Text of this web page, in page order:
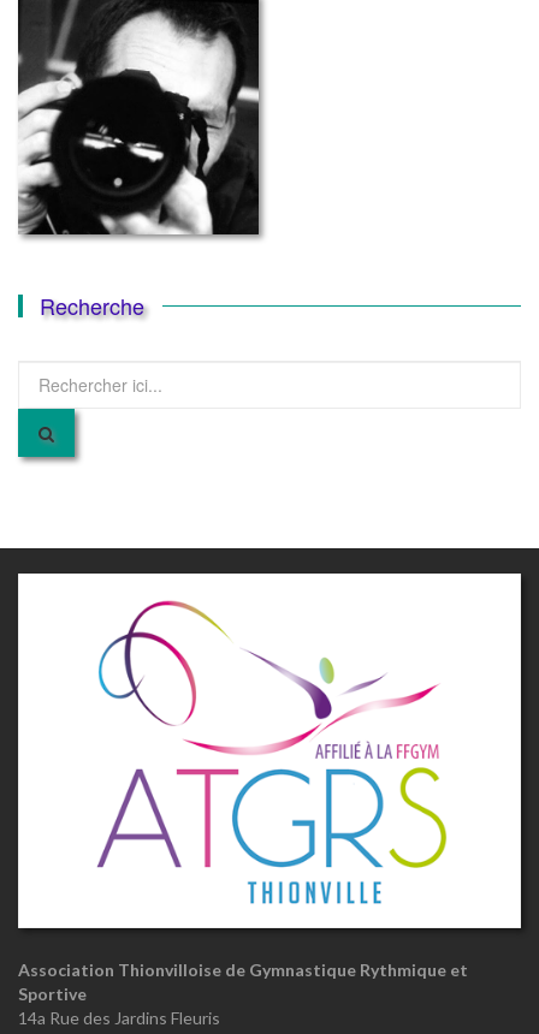
Recherche
pour
Association Thionvilloise de Gymnastique Rythmique et
Sportive
14a Rue des Jardins Fleuris